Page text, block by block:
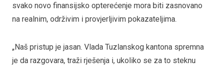
svako novo finansijsko opterećenje mora biti zasnovano
na realnim, održivim i provjerljivim pokazateljima.
„Naš pristup je jasan. Vlada Tuzlanskog kantona spremna
je da razgovara, traži rješenja i, ukoliko se za to steknu